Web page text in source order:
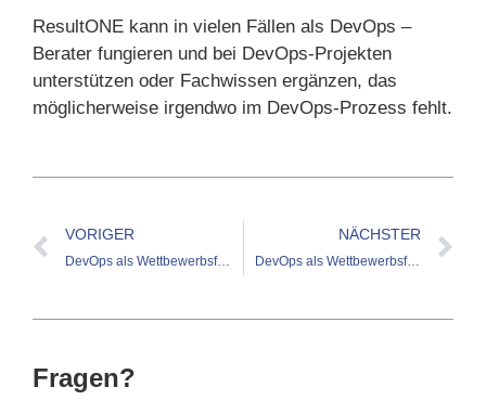
ResultONE kann in vielen Fällen als DevOps –
Berater fungieren und bei DevOps-Projekten
unterstützen oder Fachwissen ergänzen, das
möglicherweise irgendwo im DevOps-Prozess fehlt.
VORIGER
DevOps als Wettbewerbsfaktor
NÄCHSTER
DevOps als Wettbewerbsfaktor – Wohin entwickelt sich DevOps?
Fragen?